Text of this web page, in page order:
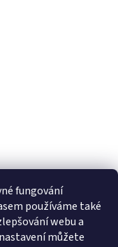
fungování
používáme také
webu a
můžete